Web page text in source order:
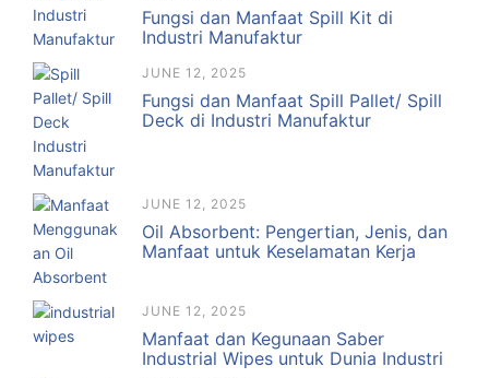
Fungsi dan Manfaat Spill Kit di
Industri Manufaktur
JUNE 12, 2025
Fungsi dan Manfaat Spill Pallet/ Spill
Deck di Industri Manufaktur
JUNE 12, 2025
Oil Absorbent: Pengertian, Jenis, dan
Manfaat untuk Keselamatan Kerja
JUNE 12, 2025
Manfaat dan Kegunaan Saber
Industrial Wipes untuk Dunia Industri